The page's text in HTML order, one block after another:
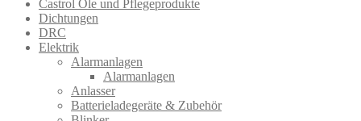
Castrol Öle und Pflegeprodukte
Dichtungen
DRC
Elektrik
Alarmanlagen
Alarmanlagen
Anlasser
Batterieladegeräte & Zubehör